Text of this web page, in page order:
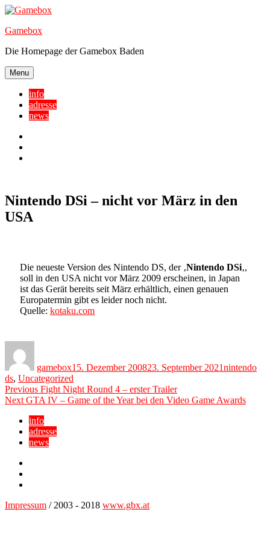
Skip
content
Gamebox
Die Homepage der Gamebox Baden
Menu
info
adresse
news
Nintendo DSi – nicht vor März in den
USA
Die neueste Version des Nintendo DS, der ‚Nintendo DSi‚,
soll in den USA nicht vor März 2009 erscheinen, in Japan
ist das Gerät bereits seit März erhältlich, einen genauen
Europatermin gibt es leider noch nicht.
Quelle: kotaku.com
gamebox15. Dezember 200823. September 2021nintendo
ds, Uncategorized
Beitragsnavigation
Previous Previous
post:
Fight Night Round 4 – erster Trailer
Next Next
GTA IV – Game of the Year bei den Video Game Awards
info
adresse
news
Impressum / 2003 - 2018 www.gbx.at